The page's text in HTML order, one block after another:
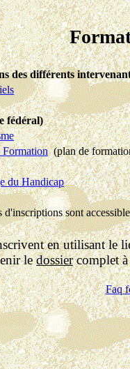
des différents
fédéral)
(plan de
du Handicap
d'inscriptions sont
en utilisant le
ledossiercomplet à
Faq